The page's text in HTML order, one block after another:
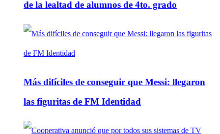
de la lealtad de alumnos de 4to. grado
Más difíciles de conseguir que Messi: llegaron
las figuritas de FM Identidad